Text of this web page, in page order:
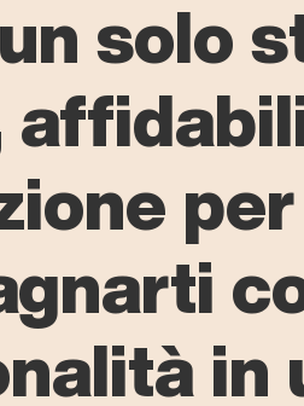
solo
per
in